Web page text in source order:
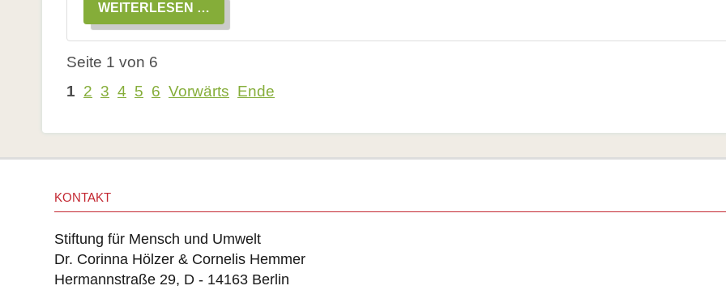
WEITERLESEN …
DES
MONATS
DEZEMBER
FILZZAHN-
BLATTSCHNEIDERBIENE
Seite 1 von 6
1 2 3 4 5 6 Vorwärts Ende
KONTAKT
Stiftung für Mensch und Umwelt
Dr. Corinna Hölzer & Cornelis Hemmer
Hermannstraße 29, D - 14163 Berlin